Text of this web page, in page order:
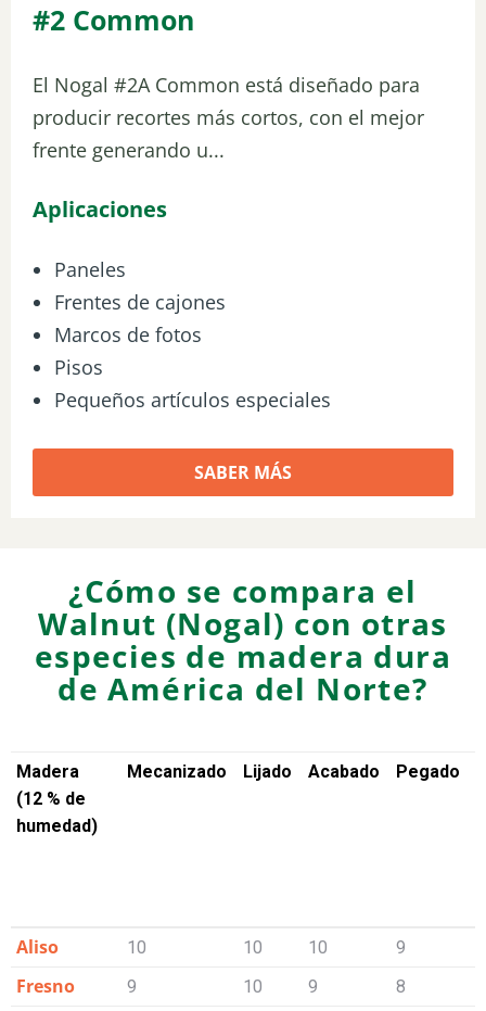
#2 Common
El Nogal #2A Common está diseñado para
producir recortes más cortos, con el mejor
frente generando u...
Aplicaciones
Paneles
Frentes de cajones
Marcos de fotos
Pisos
Pequeños artículos especiales
SABER MÁS
¿Cómo se compara el
Walnut (Nogal) con otras
especies de madera dura
de América del Norte?
Madera
(12 % de
humedad)
Mecanizado Lijado Acabado Pegado
Madera
humedad)
Mecanizado Lijado Acabado Pegado
Aliso 10 10 10 9
Fresno 9 10 9 8